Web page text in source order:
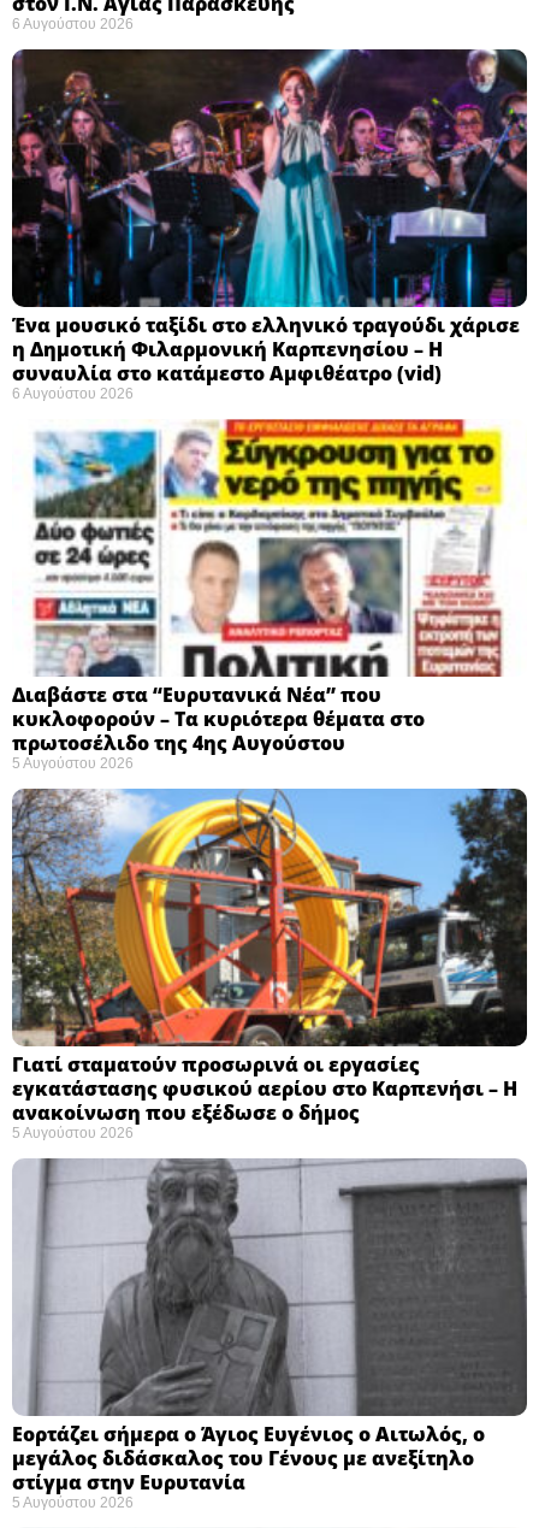
6 Αυγούστου 2026
Ένα μουσικό ταξίδι στο ελληνικό τραγούδι χάρισε
η Δημοτική Φιλαρμονική Καρπενησίου – Η
συναυλία στο κατάμεστο Αμφιθέατρο (vid)
6 Αυγούστου 2026
Διαβάστε στα “Ευρυτανικά Νέα” που
κυκλοφορούν – Τα κυριότερα θέματα στο
πρωτοσέλιδο της 4ης Αυγούστου
5 Αυγούστου 2026
Γιατί σταματούν προσωρινά οι εργασίες
εγκατάστασης φυσικού αερίου στο Καρπενήσι – Η
ανακοίνωση που εξέδωσε ο δήμος
5 Αυγούστου 2026
Εορτάζει σήμερα ο Άγιος Ευγένιος ο Αιτωλός, ο
μεγάλος διδάσκαλος του Γένους με ανεξίτηλο
στίγμα στην Ευρυτανία
5 Αυγούστου 2026